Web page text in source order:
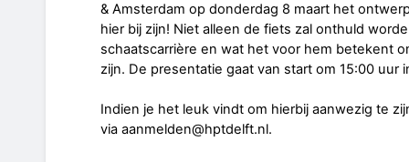
& Amsterdam op donderdag 8 maart het
hier bij zijn! Niet alleen de fiets zal onthuld
schaatscarrière en wat het voor hem betekent
zijn. De presentatie gaat van start om 15:00 uur
Indien je het leuk vindt om hierbij aanwezig te
via aanmelden@hptdelft.nl.